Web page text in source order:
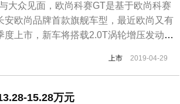
大众见面，欧尚科赛GT是基于欧尚科赛
欧尚品牌首款旗舰车型，最近欧尚又有
上市，新车将搭载2.0T涡轮增压发动机
窗A柱、B柱、C柱采用了黑色涂装，采
看上去更...
上市 2019-04-29
15.28万元